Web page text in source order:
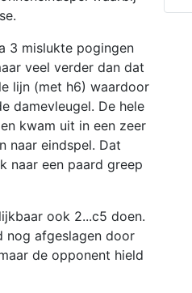
3 mislukte pogingen
veel verder dan dat
lijn (met h6) waardoor
damevleugel. De hele
kwam uit in een zeer
naar eindspel. Dat
naar een paard greep
ook 2...c5 doen.
nog afgeslagen door
de opponent hield